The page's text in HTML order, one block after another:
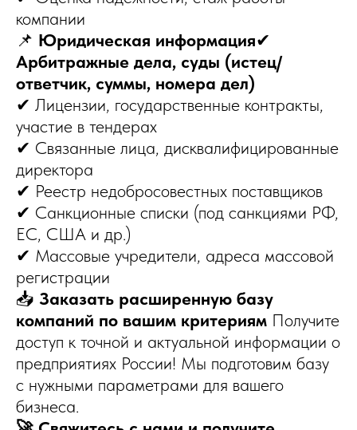
компании
📌 Юридическая информация✔
Арбитражные дела, суды (истец/
ответчик, суммы, номера дел)
✔ Лицензии, государственные контракты,
участие в тендерах
✔ Связанные лица, дисквалифицированные
директора
✔ Реестр недобросовестных поставщиков
✔ Санкционные списки (под санкциями РФ,
ЕС, США и др.)
✔ Массовые учредители, адреса массовой
регистрации
📥 Заказать расширенную базу
компаний по вашим критериям Получите
доступ к точной и актуальной информации о
предприятиях России! Мы подготовим базу
с нужными параметрами для вашего
бизнеса.